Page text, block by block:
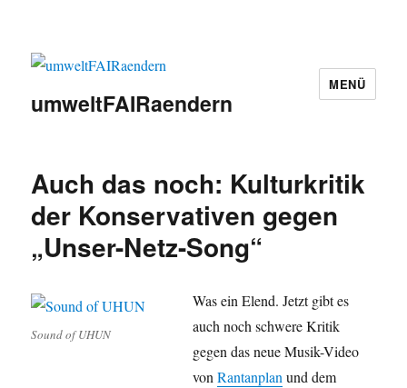
umweltFAIRaendern
MENÜ
Auch das noch: Kulturkritik
der Konservativen gegen
„Unser-Netz-Song“
Sound of UHUN
Was ein Elend. Jetzt gibt es
auch noch schwere Kritik
gegen das neue Musik-Video
vonRantanplanund dem